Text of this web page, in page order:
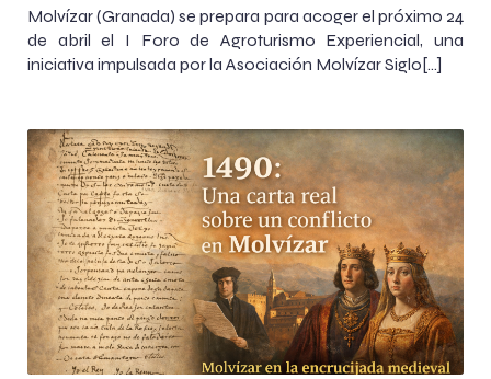
Molvízar (Granada) se prepara para acoger el próximo 24
de abril el I Foro de Agroturismo Experiencial, una
iniciativa impulsada por la Asociación Molvízar Siglo[…]